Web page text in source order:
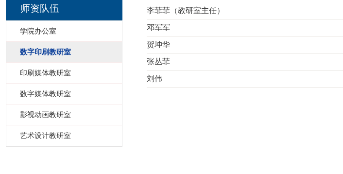
师资队伍
学院办公室
数字印刷教研室
印刷媒体教研室
数字媒体教研室
影视动画教研室
艺术设计教研室
李菲菲（教研室主任）
邓军军
贺坤华
张丛菲
刘伟